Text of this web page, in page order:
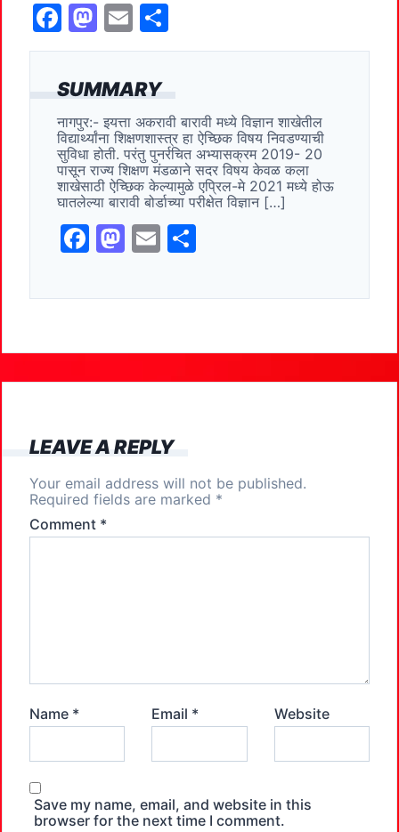
SUMMARY
नागपुर:- इयत्ता अकरावी बारावी मध्ये विज्ञान शाखेतील
विद्यार्थ्यांना शिक्षणशास्त्र हा ऐच्छिक विषय निवडण्याची
सुविधा होती. परंतु पुनर्रचित अभ्यासक्रम 2019- 20
पासून राज्य शिक्षण मंडळाने सदर विषय केवळ कला
शाखेसाठी ऐच्छिक केल्यामुळे एप्रिल-मे 2021 मध्ये होऊ
घातलेल्या बारावी बोर्डाच्या परीक्षेत विज्ञान […]
F
c
b
o
k
M
st
d
o
E
ai ar
F
a
c
e
b
o
o
k
M
a
st
o
d
o
n
E
m
ai
l
h
LEAVE A REPLY
Your email address will not be published.
Required fields are marked *
Comment *
Name * Email * Website
Save my name, email, and website in this
browser for the next time I comment.